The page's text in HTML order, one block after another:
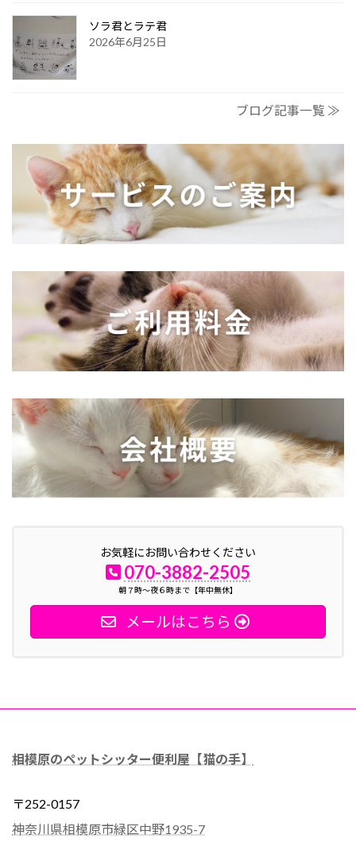
ソラ君とラテ君
2026年6月25日
ブログ記事一覧 ≫
お気軽にお問い合わせください
070-3882-2505
朝７時～夜６時まで【年中無休】
メールはこちら
相模原のペットシッター便利屋【猫の手】
〒252-0157
神奈川県相模原市緑区中野1935-7